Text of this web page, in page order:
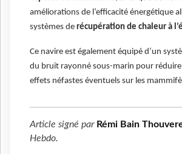
améliorations de l’efficacité énergétique
systèmes de récupération de chaleur à
Ce navire est également équipé d’un
du bruit rayonné sous-marin pour réduire
effets néfastes éventuels sur les
Article signé par Rémi Bain
Hebdo.